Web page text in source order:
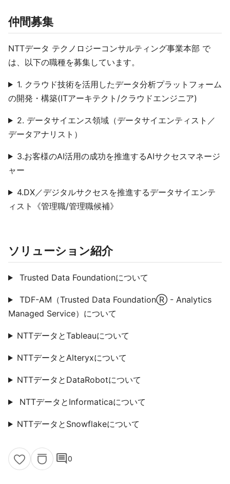
仲間募集
NTTデータ テクノロジーコンサルティング事業本部 で
は、以下の職種を募集しています。
1. クラウド技術を活用したデータ分析プラットフォーム
の開発・構築(ITアーキテクト/クラウドエンジニア)
2. データサイエンス領域（データサイエンティスト／
データアナリスト）
3.お客様のAI活用の成功を推進するAIサクセスマネージ
ャー
4.DX／デジタルサクセスを推進するデータサイエンテ
ィスト《管理職/管理職候補》
ソリューション紹介
Trusted Data Foundationについて
TDF-AM（Trusted Data FoundationⓇ - Analytics
Managed Service）について
NTTデータとTableauについて
NTTデータとAlteryxについて
NTTデータとDataRobotについて
NTTデータとInformaticaについて
NTTデータとSnowflakeについて
comment0